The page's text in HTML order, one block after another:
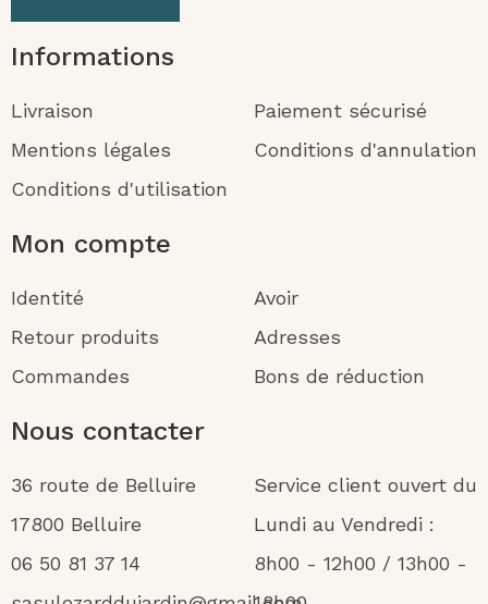
Informations
Livraison
Mentions légales
Conditions d'utilisation
Paiement sécurisé
Conditions d'annulation
Mon compte
Identité
Retour produits
Commandes
Avoir
Adresses
Bons de réduction
Nous contacter
36 route de Belluire
17800 Belluire
06 50 81 37 14
Service client ouvert du
Lundi au Vendredi :
8h00 - 12h00 / 13h00 -